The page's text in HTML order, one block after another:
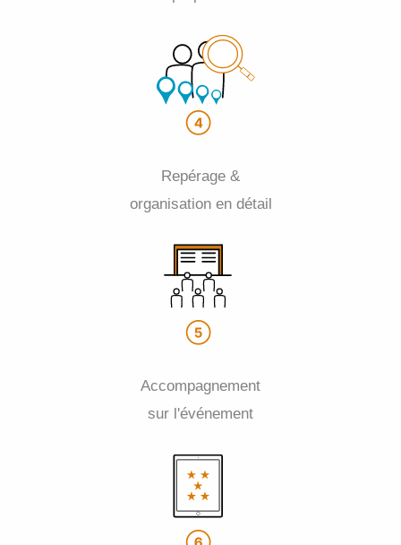
Repérage &
organisation en détail
Accompagnement
sur l'événement